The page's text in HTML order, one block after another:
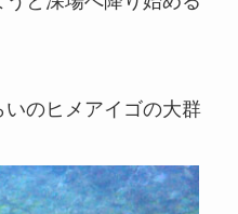
のヒメアイゴの大群